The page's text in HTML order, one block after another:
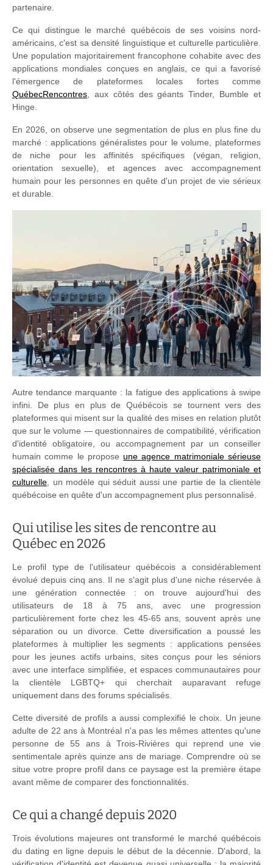
partenaire.
Ce qui distingue le marché québécois de ses voisins nord-
américains, c'est sa densité linguistique et culturelle particulière.
Une population majoritairement francophone cohabite avec des
applications mondiales conçues en anglais, ce qui a favorisé
l'émergence de plateformes locales fortes comme
QuébecRencontres , aux côtés des géants Tinder, Bumble et
Hinge.
En 2026, on observe une segmentation de plus en plus fine du
marché : applications généralistes pour le volume, plateformes
de niche pour les affinités spécifiques (végan, religion,
orientation sexuelle), et agences avec accompagnement
humain pour les personnes en quête d'un projet de vie sérieux
et durable.
Autre tendance marquante : la fatigue des applications à swipe
infini. De plus en plus de Québécois se tournent vers des
plateformes qui misent sur la qualité des mises en relation plutôt
que sur le volume — questionnaires de compatibilité, vérification
d'identité obligatoire, ou accompagnement par un conseiller
humain comme le proposeune agence matrimoniale sérieuse
spécialisée dans les rencontres à haute valeur patrimoniale et
culturelle , un modèle qui séduit aussi une partie de la clientèle
québécoise en quête d'un accompagnement plus personnalisé.
Qui utilise les sites de rencontre au
Québec en 2026
Le profil type de l'utilisateur québécois a considérablement
évolué depuis cinq ans. Il ne s'agit plus d'une niche réservée à
une génération connectée : on trouve aujourd'hui des
utilisateurs de 18 à 75 ans, avec une progression
particulièrement forte chez les 45-65 ans, souvent après une
séparation ou un divorce. Cette diversification a poussé les
plateformes à multiplier les segments : applications pensées
pour les jeunes actifs urbains, sites conçus pour les séniors
avec une interface simplifiée, et espaces communautaires pour
la clientèle LGBTQ+ qui cherchait auparavant refuge
uniquement dans des forums spécialisés.
Cette diversité de profils a aussi complexifié le choix. Un jeune
adulte de 22 ans à Montréal n'a pas les mêmes attentes qu'une
personne de 55 ans à Trois-Rivières qui reprend une vie
sentimentale après quinze ans de mariage. Comprendre où se
situe votre propre profil dans ce paysage est la première étape
avant même de comparer des fonctionnalités.
Ce qui a changé depuis 2020
Trois évolutions majeures ont transformé le marché québécois
du dating en ligne depuis le début de la décennie. D'abord, la